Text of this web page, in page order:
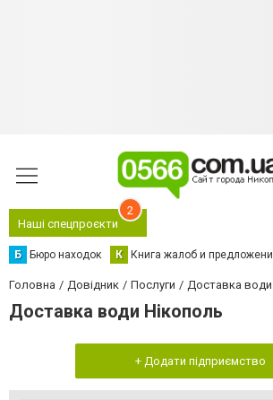
Наші спецпроєкти
2
Б Бюро находок К Книга жалоб и
Головна Довідник Послуги Доставка води
Доставка води Нікополь
+ Додати підприємство